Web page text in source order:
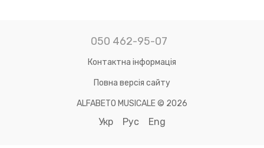
050 462-95-07
Контактна інформація
Повна версія сайту
ALFABETO MUSICALE © 2026
Укр Рус Eng